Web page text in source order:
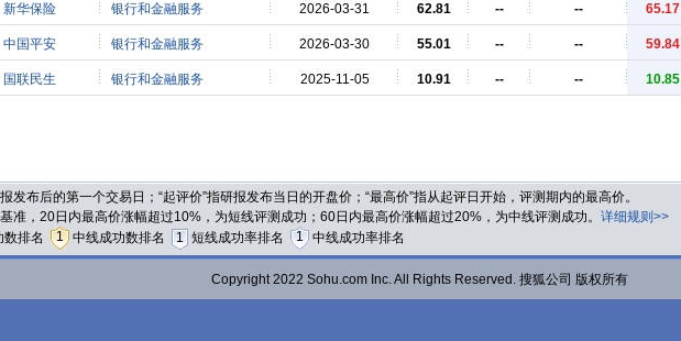
新华保险 银行和金融服务 2026-03-31 62.81 -- -- 65.17
中国平安 银行和金融服务 2026-03-30 55.01 -- -- 59.84
国联民生 银行和金融服务 2025-11-05 10.91 -- -- 10.85
发布后的第一个交易日；“起评价”指研报发布当日的开盘价；“最高价”指从起评日开始，评测期内的最高价。
准，20日内最高价涨幅超过10%，为短线评测成功；60日内最高价涨幅超过20%，为中线评测成功。 详细规则>>
数排名 1 中线成功数排名 1 短线成功率排名 1 中线成功率排名
Copyright 2022 Sohu.com Inc. All Rights Reserved. 搜狐公司 版权所有